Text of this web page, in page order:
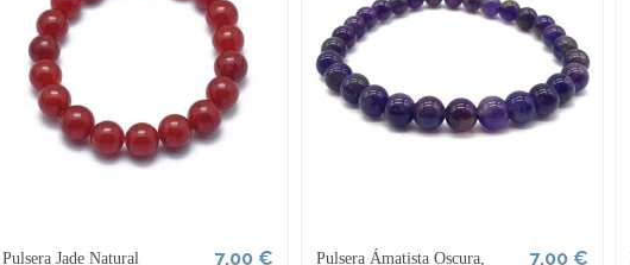
Pulsera Jade Natural 7,00 €
Pulsera Ámatista Oscura,
7,00 €